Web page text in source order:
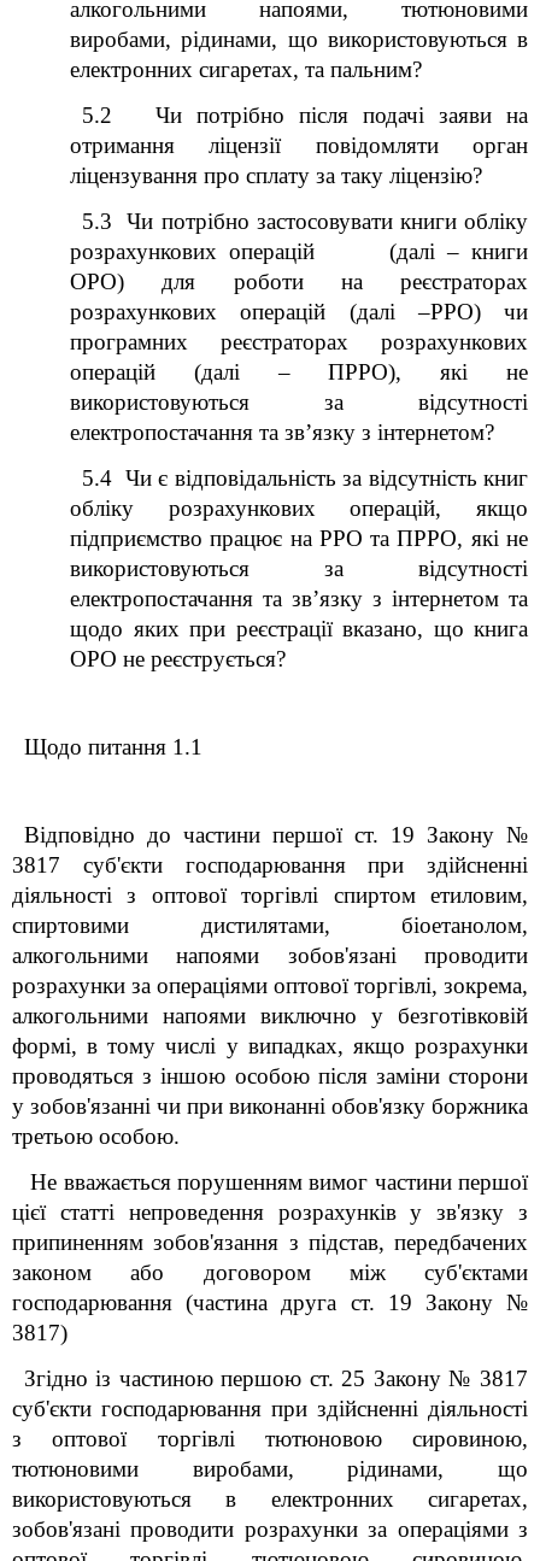
алкогольними напоями, тютюновими
виробами, рідинами, що використовуються в
електронних сигаретах, та пальним?
5.2 Чи потрібно після подачі заяви на
отримання ліцензії повідомляти орган
ліцензування про сплату за таку ліцензію?
5.3 Чи потрібно застосовувати книги обліку
розрахункових операцій (далі – книги
ОРО) для роботи на реєстраторах
розрахункових операцій (далі –РРО) чи
програмних реєстраторах розрахункових
операцій (далі – ПРРО), які не
використовуються за відсутності
електропостачання та зв’язку з інтернетом?
5.4 Чи є відповідальність за відсутність книг
обліку розрахункових операцій, якщо
підприємство працює на РРО та ПРРО, які не
використовуються за відсутності
електропостачання та зв’язку з інтернетом та
щодо яких при реєстрації вказано, що книга
ОРО не реєструється?
Щодо питання 1.1
Відповідно до частини першої ст. 19 Закону №
3817 суб'єкти господарювання при здійсненні
діяльності з оптової торгівлі спиртом етиловим,
спиртовими дистилятами, біоетанолом,
алкогольними напоями зобов'язані проводити
розрахунки за операціями оптової торгівлі, зокрема,
алкогольними напоями виключно у безготівковій
формі, в тому числі у випадках, якщо розрахунки
проводяться з іншою особою після заміни сторони
у зобов'язанні чи при виконанні обов'язку боржника
третьою особою.
Не вважається порушенням вимог частини першої
цієї статті непроведення розрахунків у зв'язку з
припиненням зобов'язання з підстав, передбачених
законом або договором між суб'єктами
господарювання (частина друга ст. 19 Закону №
3817)
Згідно із частиною першою ст. 25 Закону № 3817
суб'єкти господарювання при здійсненні діяльності
з оптової торгівлі тютюновою сировиною,
тютюновими виробами, рідинами, що
використовуються в електронних сигаретах,
зобов'язані проводити розрахунки за операціями з